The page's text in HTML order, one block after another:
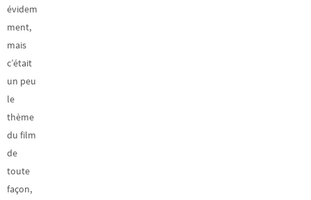
évidem
ment,
mais
c’était
un peu
le
thème
du film
de
toute
façon,